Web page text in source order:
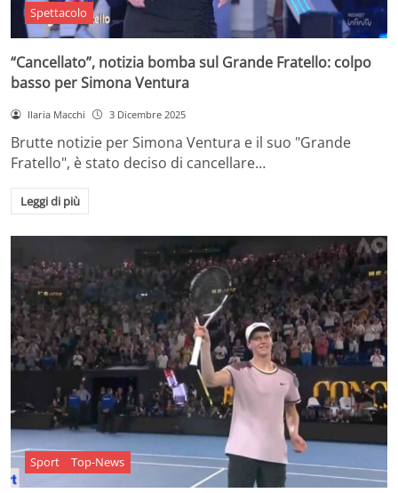
Spettacolo
“Cancellato”, notizia bomba sul Grande Fratello: colpo
basso per Simona Ventura
Ilaria Macchi 3 Dicembre 2025
Brutte notizie per Simona Ventura e il suo "Grande
Fratello", è stato deciso di cancellare…
Leggi di più
Sport Top-News